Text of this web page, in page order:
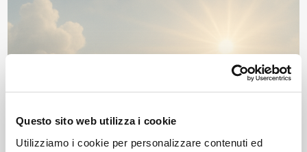
Questo sito web utilizza i cookie
Utilizziamo i cookie per personalizzare contenuti ed